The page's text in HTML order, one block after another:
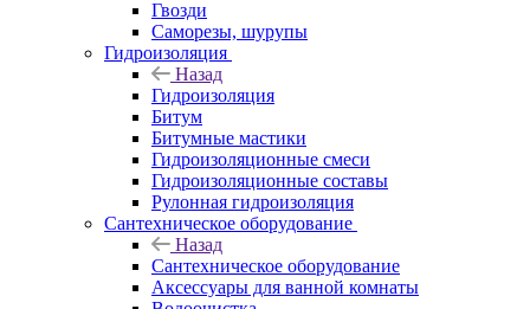
Гвозди
Саморезы, шурупы
Гидроизоляция
Назад
Гидроизоляция
Битум
Битумные мастики
Гидроизоляционные смеси
Гидроизоляционные составы
Рулонная гидроизоляция
Сантехническое оборудование
Назад
Сантехническое оборудование
Аксессуары для ванной комнаты